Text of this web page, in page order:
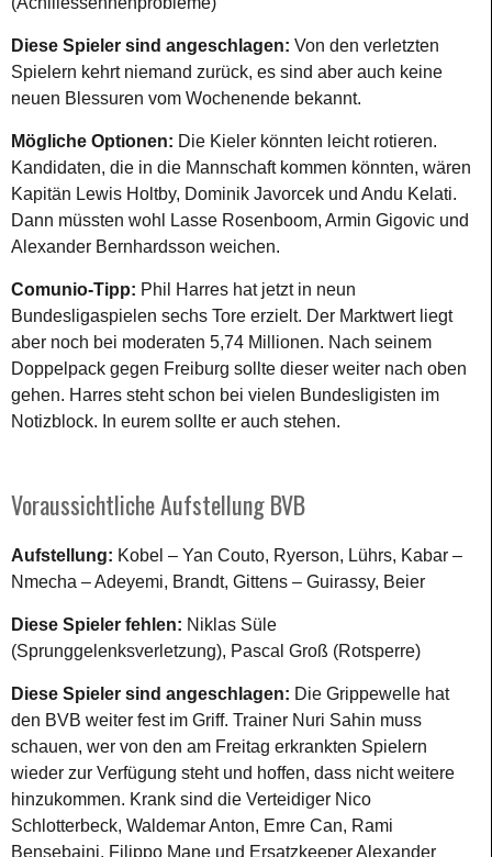
Diese Spieler sind angeschlagen: Von den verletzten
Spielern kehrt niemand zurück, es sind aber auch keine
neuen Blessuren vom Wochenende bekannt.
Mögliche Optionen: Die Kieler könnten leicht rotieren.
Kandidaten, die in die Mannschaft kommen könnten, wären
Kapitän Lewis Holtby, Dominik Javorcek und Andu Kelati.
Dann müssten wohl Lasse Rosenboom, Armin Gigovic und
Alexander Bernhardsson weichen.
Comunio-Tipp: Phil Harres hat jetzt in neun
Bundesligaspielen sechs Tore erzielt. Der Marktwert liegt
aber noch bei moderaten 5,74 Millionen. Nach seinem
Doppelpack gegen Freiburg sollte dieser weiter nach oben
gehen. Harres steht schon bei vielen Bundesligisten im
Notizblock. In eurem sollte er auch stehen.
Voraussichtliche Aufstellung BVB
Aufstellung: Kobel – Yan Couto, Ryerson, Lührs, Kabar –
Nmecha – Adeyemi, Brandt, Gittens – Guirassy, Beier
Diese Spieler fehlen: Niklas Süle
(Sprunggelenksverletzung), Pascal Groß (Rotsperre)
Diese Spieler sind angeschlagen: Die Grippewelle hat
den BVB weiter fest im Griff. Trainer Nuri Sahin muss
schauen, wer von den am Freitag erkrankten Spielern
wieder zur Verfügung steht und hoffen, dass nicht weitere
hinzukommen. Krank sind die Verteidiger Nico
Schlotterbeck, Waldemar Anton, Emre Can, Rami
Bensebaini, Filippo Mane und Ersatzkeeper Alexander